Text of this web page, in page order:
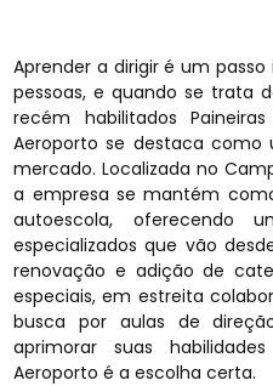
Aprender a dirigir é um
pessoas, e quando se trata
recém habilitados
Aeroporto se destaca
mercado. Localizada no
a empresa se mantém
autoescola, oferecendo
especializados que vão
renovação e adição de
especiais, em estreita
busca por aulas de
aprimorar suas
Aeroporto é a escolha certa.